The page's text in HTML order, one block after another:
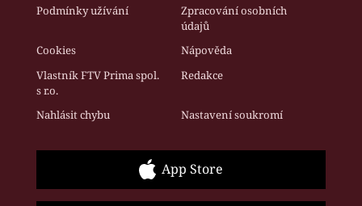
Podmínky užívání
Zpracování osobních
údajů
Cookies
Nápověda
Vlastník FTV Prima spol.
s r.o.
Redakce
Nahlásit chybu Nastavení soukromí
App Store